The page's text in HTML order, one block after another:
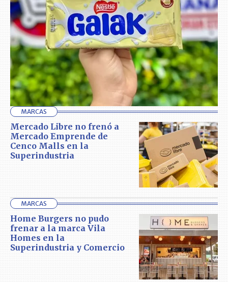
MARCAS
Mercado Libre no frenó a
Mercado Emprende de
Cenco Malls en la
Superindustria
MARCAS
Home Burgers no pudo
frenar a la marca Vila
Homes en la
Superindustria y Comercio